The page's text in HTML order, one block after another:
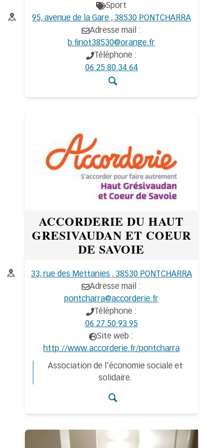
Thématiques
Sport
Adresse :
95, avenue de la Gare , 38530 PONTCHARRA
Adresse mail :
b.finot38530@orange.fr
Téléphone :
06 25 80 34 64
Accéder aux détails
ACCORDERIE DU HAUT
GRESIVAUDAN ET COEUR
DE SAVOIE
Adresse :
33, rue des Mettanies , 38530 PONTCHARRA
Adresse mail :
pontcharra@accorderie.fr
Téléphone :
06 27 50 93 95
Site web :
http://www.accorderie.fr/pontcharra
Association de l'économie sociale et
solidaire.
Accéder aux détails